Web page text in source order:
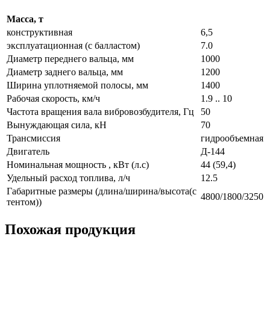
Масса, т
конструктивная
6,5
эксплуатационная (с балластом)
7.0
Диаметр переднего вальца, мм
1000
Диаметр заднего вальца, мм
1200
Ширина уплотняемой полосы, мм
1400
Рабочая скорость, км/ч
1.9 .. 10
Частота вращения вала вибровозбудителя, Гц
50
Вынуждающая сила, кН
70
Трансмиссия
гидрообъемная
Двигатель
Д-144
Номинальная мощность , кВт (л.с)
44 (59,4)
Удельный расход топлива, л/ч
12.5
Габаритные размеры (длина/ширина/высота(с
тентом))
4800/1800/3250
Похожая продукция